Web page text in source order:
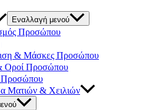
Εναλλαγή μενού
Προσώπου
& Μάσκες Προσώπου
Οροί Προσώπου
Προσώπου
Ματιών & Χειλιών